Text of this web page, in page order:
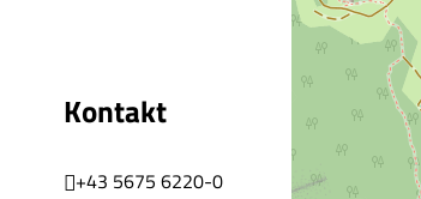
Kontakt
+43 5675 6220-0